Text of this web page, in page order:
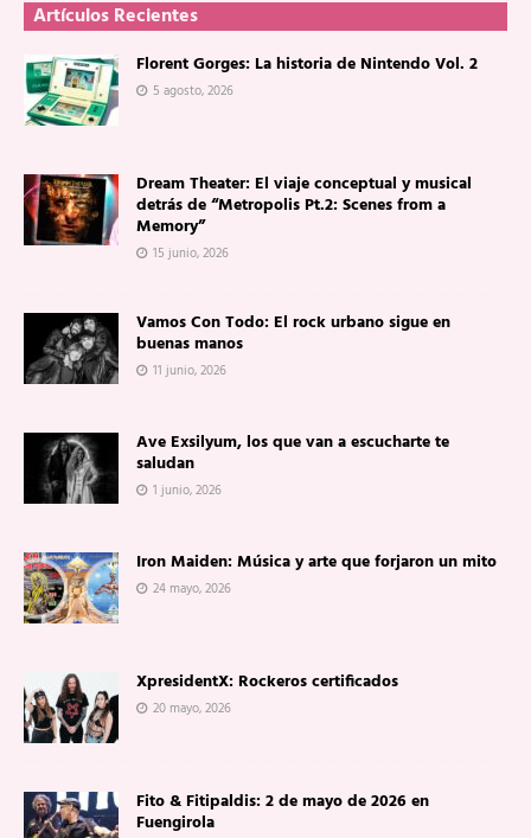
Artículos Recientes
Florent Gorges: La historia de Nintendo Vol. 2
5 agosto, 2026
Dream Theater: El viaje conceptual y musical
detrás de “Metropolis Pt.2: Scenes from a
Memory”
15 junio, 2026
Vamos Con Todo: El rock urbano sigue en
buenas manos
11 junio, 2026
Ave Exsilyum, los que van a escucharte te
saludan
1 junio, 2026
Iron Maiden: Música y arte que forjaron un mito
24 mayo, 2026
XpresidentX: Rockeros certificados
20 mayo, 2026
Fito & Fitipaldis: 2 de mayo de 2026 en
Fuengirola